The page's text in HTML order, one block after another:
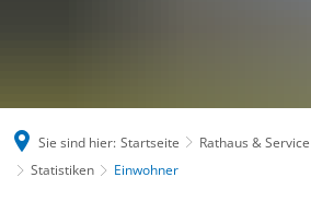
Sie sind hier: Startseite Rathaus & Service
Statistiken
Einwohner